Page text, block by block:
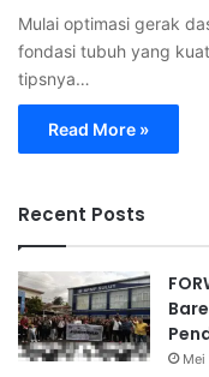
Mulai optimasi gerak
fondasi tubuh yang
tipsnya…
Read More »
Recent Posts
Mei